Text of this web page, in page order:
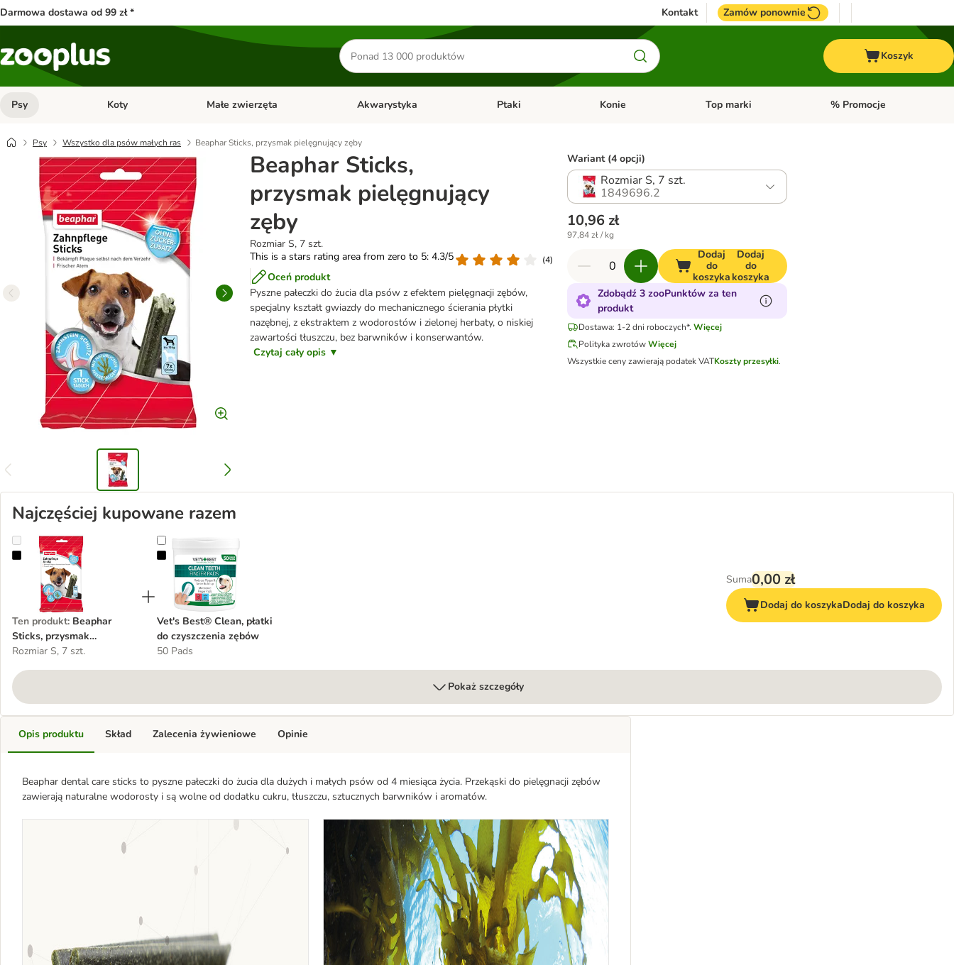
Darmowa dostawa od 99 zł * Kontakt Zamów ponownie
Szukaj
produktów
Koszyk
Psy Otwórz menu kategorii: Psy
Koty Otwórz menu kategorii: Koty
Małe zwierzęta Otwórz menu kategorii: Małe zwierzęta
Akwarystyka Otwórz menu kategorii: Akwarystyka
Ptaki Otwórz menu kategorii: Ptaki
Konie Otwórz menu kategorii: Konie
Top marki Otwórz menu kategorii: Top
% Promocje
Psy Wszystko dla psów małych ras Beaphar Sticks, przysmak pielęgnujący zęby
Beaphar Sticks,
przysmak pielęgnujący
zęby
Rozmiar S, 7 szt.
This is a stars rating area from zero to 5: 4.3/5
(4)
Oceń produkt
Pyszne pałeczki do żucia dla psów z efektem pielęgnacji zębów,
specjalny kształt gwiazdy do mechanicznego ścierania płytki
nazębnej, z ekstraktem z wodorostów i zielonej herbaty, o niskiej
zawartości tłuszczu, bez barwników i konserwantów.
Czytaj cały opis ▼
Wariant (4 opcji)
Rozmiar S, 7 szt.
1849696.2
10,96 zł
97,84 zł / kg
Dodaj
do
koszyka
Dodaj
do
koszyka
Zdobądź 3 zooPunktów za ten
produkt
Dostawa: 1-2 dni roboczych*. Więcej
Polityka zwrotówWięcej
Wszystkie ceny zawierają podatek VATKoszty przesyłki.
Najczęściej kupowane razem
Beaphar Sticks, przysmak pielęgnujący zęby
Ten produkt: Beaphar
Sticks, przysmak
pielęgnujący zęby
Rozmiar S, 7 szt.
Vet's Best® Clean, płatki do czyszczenia zębów
Vet's Best® Clean, płatki
do czyszczenia zębów
50 Pads
Suma0,00 zł
Dodaj do koszykaDodaj do koszyka
Pokaż szczegóły
Opis produktu
Beaphar dental care sticks to pyszne pałeczki do żucia dla dużych i małych psów od 4 miesiąca życia. Przekąski do pielęgnacji zębów
zawierają naturalne wodorosty i są wolne od dodatku cukru, tłuszczu, sztucznych barwników i aromatów.
Skład Zalecenia żywieniowe Opinie